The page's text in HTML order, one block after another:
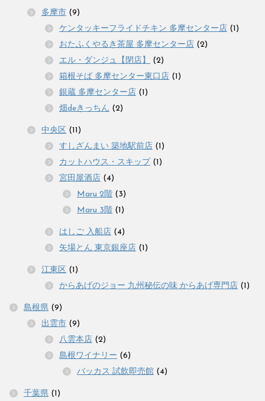
多摩市 (9)
ケンタッキーフライドチキン 多摩センター店 (1)
おたふくやるき茶屋 多摩センター店 (2)
エル・ダンジュ【閉店】
(2)
箱根そば 多摩センター東口店 (1)
銀蔵 多摩センター店 (1)
畑deきっちん (2)
中央区 (11)
すしざんまい 築地駅前店 (1)
カットハウス・スキップ (1)
宮田屋酒店 (4)
Maru 2階 (3)
Maru 3階 (1)
はしご 入船店 (4)
矢場とん 東京銀座店 (1)
江東区 (1)
からあげのジョー 九州秘伝の味 からあげ専門店 (1)
島根県 (9)
出雲市 (9)
八雲本店 (2)
島根ワイナリー (6)
バッカス 試飲即売館 (4)
千葉県 (1)